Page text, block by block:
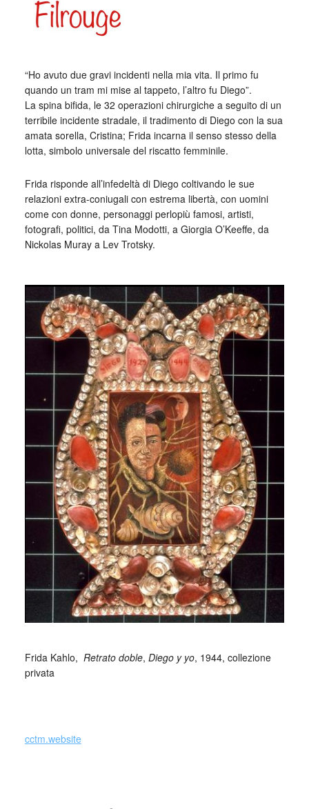
“Ho avuto due gravi incidenti nella mia vita. Il primo fu
quando un tram mi mise al tappeto, l’altro fu Diego”.
La spina bifida, le 32 operazioni chirurgiche a seguito di un
terribile incidente stradale, il tradimento di Diego con la sua
amata sorella, Cristina; Frida incarna il senso stesso della
lotta, simbolo universale del riscatto femminile.
Frida risponde all’infedeltà di Diego coltivando le sue
relazioni extra-coniugali con estrema libertà, con uomini
come con donne, personaggi perlopiù famosi, artisti,
fotografi, politici, da Tina Modotti, a Giorgia O’Keeffe, da
Nickolas Muray a Lev Trotsky.
Frida Kahlo, Retrato doble, Diego y yo, 1944, collezione
privata
cctm.website